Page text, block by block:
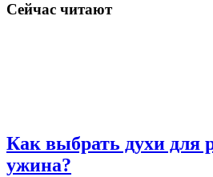
Сейчас читают
Как выбрать духи для
ужина?